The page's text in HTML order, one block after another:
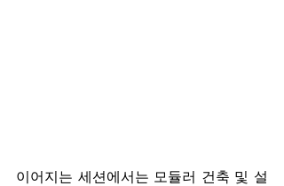
이어지는 세션에서는 모듈러 건축 및 설